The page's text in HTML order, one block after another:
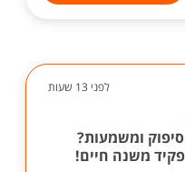
לפני 13 שעות
ומשמעות?
משנה חיים!